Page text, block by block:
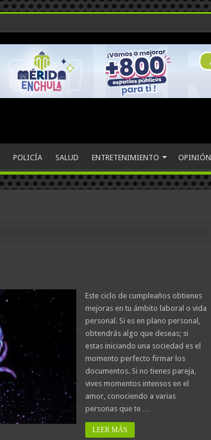
POLICÍA SALUD ENTRETENIMIENTO OPINIÓN
Este ciclo de cumpleaños obtienes
mejoras en tu ámbito laboral o vida
personal. Si es en plano personal,
obtendrás algo que deseas; si
estas iniciando una sociedad es el
momento perfecto firmar los
documentos. Si no tienes pareja,
vives momentos intensos en el
amor, conociendo a varias
personas que te …
LEER MÁS